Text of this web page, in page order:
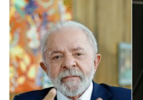
DIVERSOS
ECONOMIA